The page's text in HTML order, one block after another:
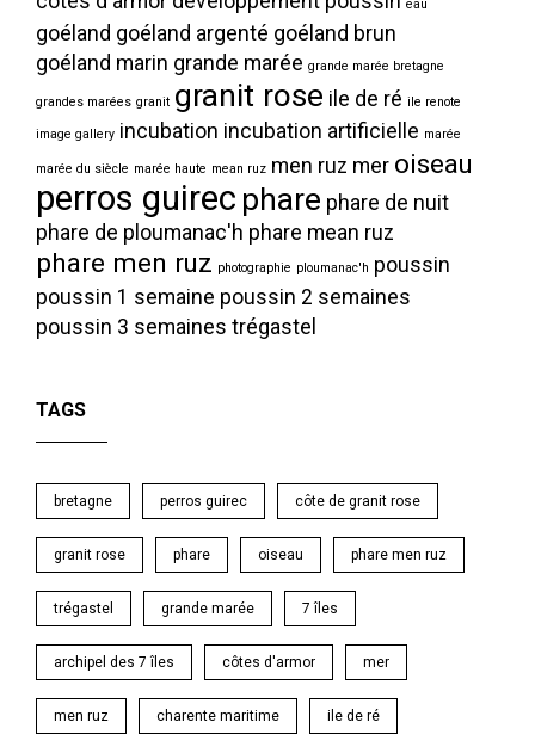
eau
goéland goéland argenté goéland brun
goéland marin grande marée grande marée bretagne
grandes marées granit granit rose ile de ré ile renote
image gallery incubation incubation artificielle marée
marée du siècle marée haute mean ruz men ruz mer oiseau
perros guirec phare phare de nuit
phare de ploumanac'h phare mean ruz
phare men ruz photographie ploumanac'h poussin
poussin 1 semaine poussin 2 semaines
poussin 3 semaines trégastel
TAGS
bretagne perros guirec côte de granit rose
granit rose phare oiseau phare men ruz
trégastel grande marée 7 îles
archipel des 7 îles côtes d'armor mer
men ruz charente maritime ile de ré